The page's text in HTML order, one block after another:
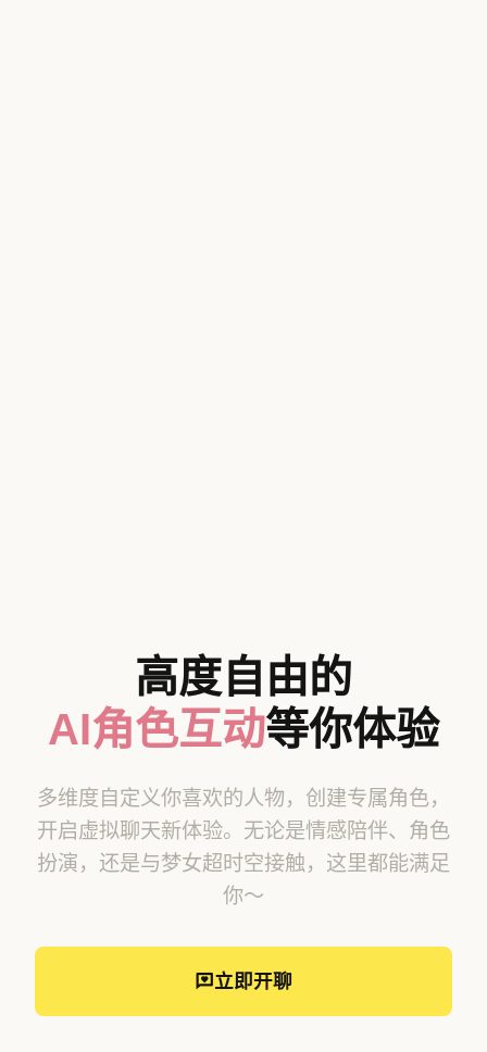
高度自由的
AI角色互动等你体验
多维度自定义你喜欢的人物，创建专属角色，
开启虚拟聊天新体验。无论是情感陪伴、角色
扮演，还是与梦女超时空接触，这里都能满足
你～
立即开聊